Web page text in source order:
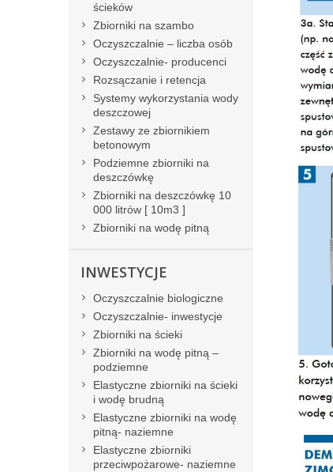
ścieków
Zbiorniki na szambo
Oczyszczalnie – liczba osób
Oczyszczalnie- producenci
Rozsączanie i retencja
Systemy wykorzystania wody
deszczowej
Zestawy ze zbiornikiem
betonowym
Podziemne zbiorniki na
deszczówkę
Zbiorniki na deszczówkę 10
000 litrów [ 10m3 ]
Zbiorniki na wodę pitną
INWESTYCJE
Oczyszczalnie biologiczne
Oczyszczalnie- inwestycje
Zbiorniki na ścieki
Zbiorniki na wodę pitną –
podziemne
Elastyczne zbiorniki na ścieki
i wodę brudną
Elastyczne zbiorniki na wodę
pitną- naziemne
Elastyczne zbiorniki
przeciwpożarowe- naziemne